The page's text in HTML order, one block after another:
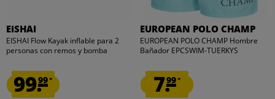
EISHAI
EISHAI Flow Kayak inflable para 2
personas con remos y bomba
99.99*
EUROPEAN POLO CHAMP
EUROPEAN POLO CHAMP Hombre
Bañador EPCSWIM-TUERKYS
7.99*